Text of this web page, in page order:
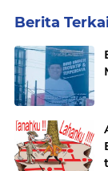
Berita